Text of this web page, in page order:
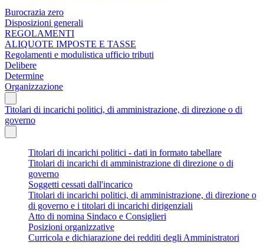
Burocrazia zero
Disposizioni generali
REGOLAMENTI
ALIQUOTE IMPOSTE E TASSE
Regolamenti e modulistica ufficio tributi
Delibere
Determine
Organizzazione
Titolari di incarichi politici, di amministrazione, di direzione o di
governo
Titolari di incarichi politici - dati in formato tabellare
Titolari di incarichi di amministrazione di direzione o di
governo
Soggetti cessati dall'incarico
Titolari di incarichi politici, di amministrazione, di direzione o
di governo e i titolari di incarichi dirigenziali
Atto di nomina Sindaco e Consiglieri
Posizioni organizzative
Curricola e dichiarazione dei redditi degli Amministratori